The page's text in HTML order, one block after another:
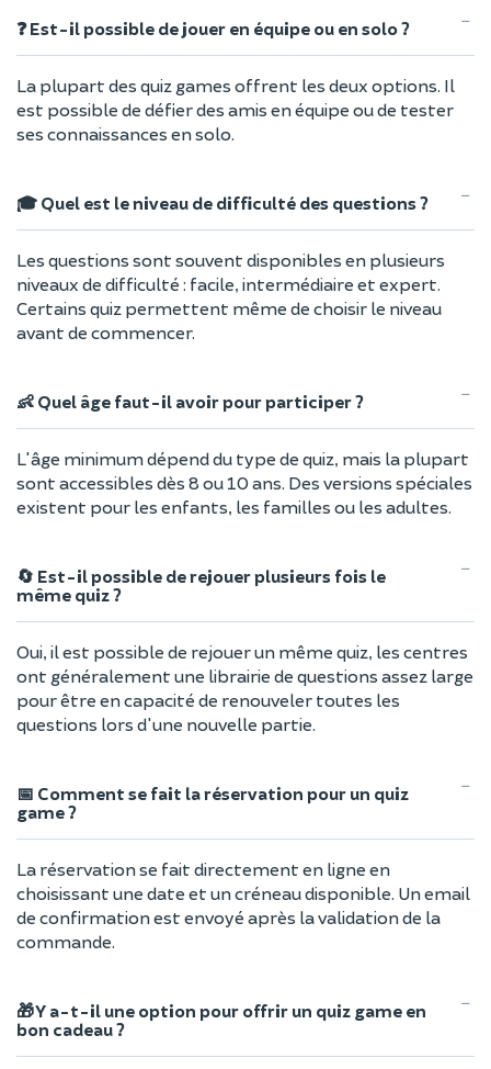
❓ Est-il possible de jouer en équipe ou en solo ?
La plupart des quiz games offrent les deux options. Il
est possible de défier des amis en équipe ou de tester
ses connaissances en solo.
🎓 Quel est le niveau de difficulté des questions ?
Les questions sont souvent disponibles en plusieurs
niveaux de difficulté : facile, intermédiaire et expert.
Certains quiz permettent même de choisir le niveau
avant de commencer.
👶 Quel âge faut-il avoir pour participer ?
L'âge minimum dépend du type de quiz, mais la plupart
sont accessibles dès 8 ou 10 ans. Des versions spéciales
existent pour les enfants, les familles ou les adultes.
🔄 Est-il possible de rejouer plusieurs fois le
même quiz ?
Oui, il est possible de rejouer un même quiz, les centres
ont généralement une librairie de questions assez large
pour être en capacité de renouveler toutes les
questions lors d'une nouvelle partie.
📅 Comment se fait la réservation pour un quiz
game ?
La réservation se fait directement en ligne en
choisissant une date et un créneau disponible. Un email
de confirmation est envoyé après la validation de la
commande.
🎁 Y a-t-il une option pour offrir un quiz game en
bon cadeau ?